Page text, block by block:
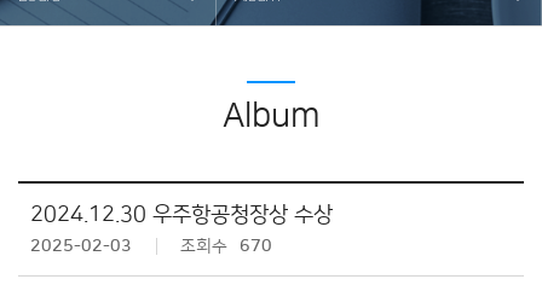
경로
Album
2024.12.30 우주항공청장상 수상
2025-02-03 조회수 670